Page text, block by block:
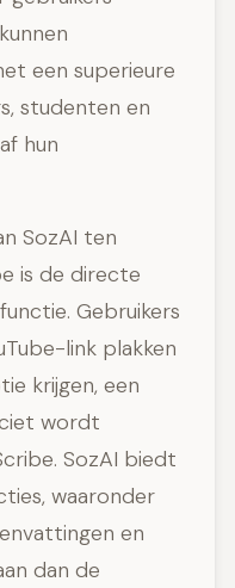
een superieure
studenten en
hun
SozAI ten
is de directe
Gebruikers
link plakken
krijgen, een
wordt
SozAI biedt
waaronder
en
dan de